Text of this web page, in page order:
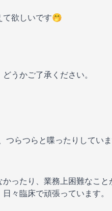
て欲しいです🤭
うかご了承ください。
らつらと喋ったりしていま
ったり、業務上困難なこと
々臨床で頑張っています。